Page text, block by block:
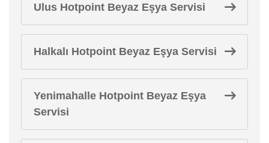
Ulus Hotpoint Beyaz Eşya Servisi
Halkalı Hotpoint Beyaz Eşya Servisi
Yenimahalle Hotpoint Beyaz Eşya
Servisi